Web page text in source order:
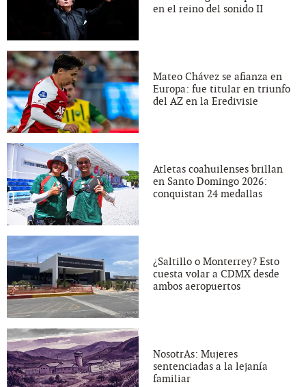
en el reino del sonido II
Mateo Chávez se afianza en
Europa: fue titular en triunfo
del AZ en la Eredivisie
Atletas coahuilenses brillan
en Santo Domingo 2026:
conquistan 24 medallas
¿Saltillo o Monterrey? Esto
cuesta volar a CDMX desde
ambos aeropuertos
NosotrAs: Mujeres
sentenciadas a la lejanía
familiar